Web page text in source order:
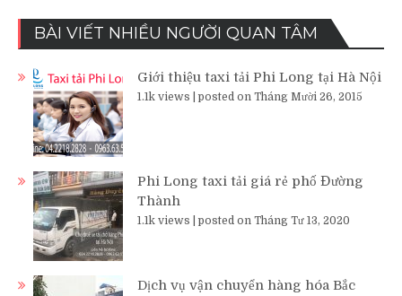
BÀI VIẾT NHIỀU NGƯỜI QUAN TÂM
Giới thiệu taxi tải Phi Long tại Hà Nội
1.1k views posted on Tháng Mười 26, 2015
Phi Long taxi tải giá rẻ phố Đường
Thành
1.1k views posted on Tháng Tư 13, 2020
Dịch vụ vận chuyển hàng hóa Bắc